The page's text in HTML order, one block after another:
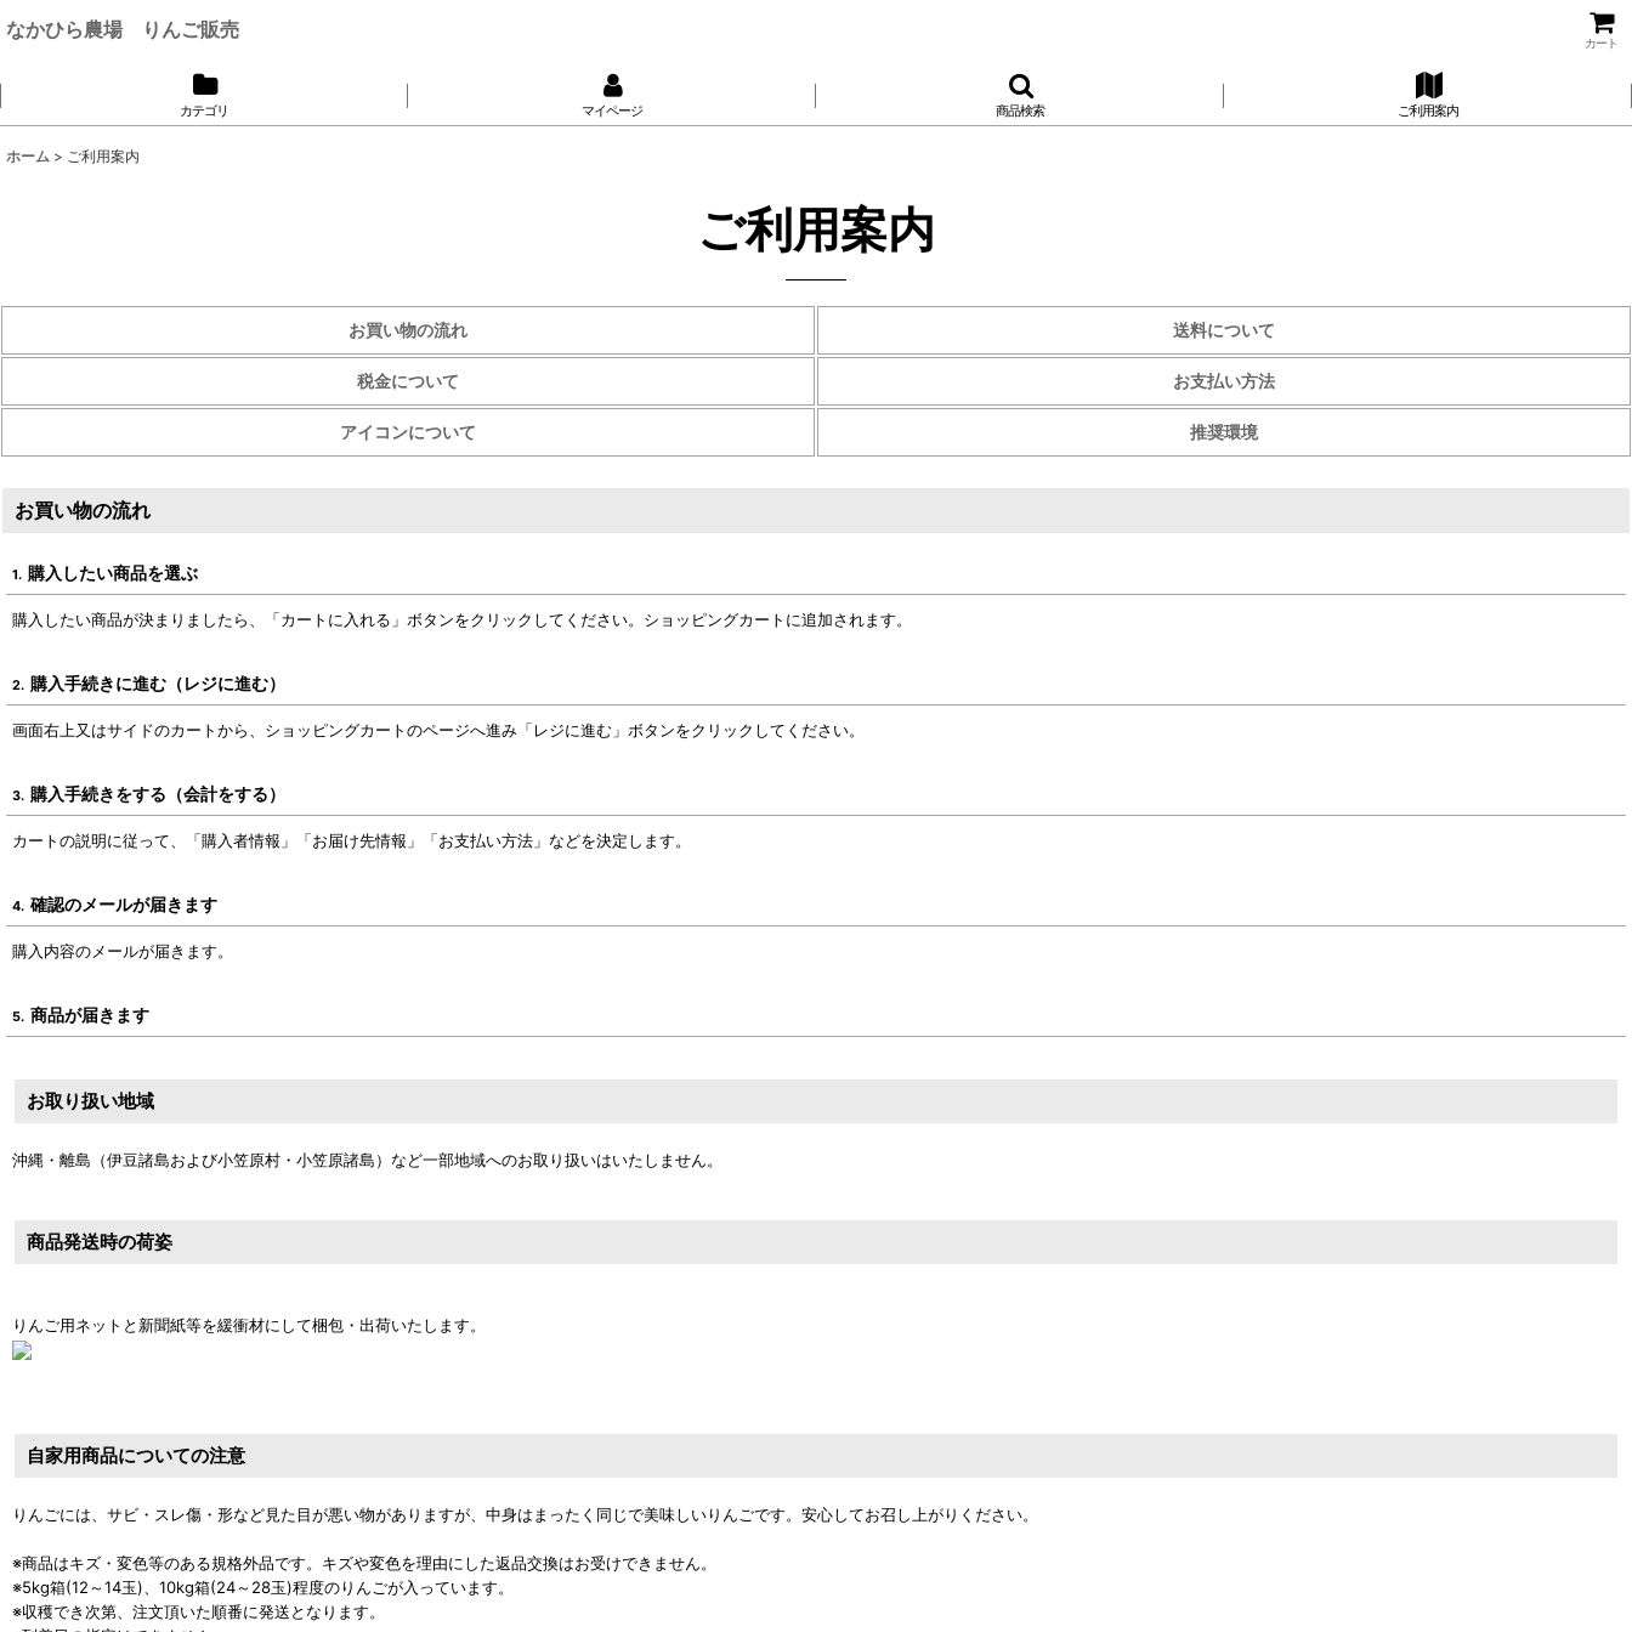
なかひら農場 りんご販売
カート
カテゴリ マイページ 商品検索 ご利用案内
ホーム > ご利用案内
ご利用案内
お買い物の流れ 送料について
税金について お支払い方法
アイコンについて 推奨環境
お買い物の流れ
1. 購入したい商品を選ぶ
購入したい商品が決まりましたら、「カートに入れる」ボタンをクリックしてください。ショッピングカートに追加されます。
2. 購入手続きに進む（レジに進む）
画面右上又はサイドのカートから、ショッピングカートのページへ進み「レジに進む」ボタンをクリックしてください。
3. 購入手続きをする（会計をする）
カートの説明に従って、「購入者情報」「お届け先情報」「お支払い方法」などを決定します。
4. 確認のメールが届きます
購入内容のメールが届きます。
5. 商品が届きます
お取り扱い地域
沖縄・離島（伊豆諸島および小笠原村・小笠原諸島）など一部地域へのお取り扱いはいたしません。
商品発送時の荷姿
りんご用ネットと新聞紙等を緩衝材にして梱包・出荷いたします。
自家用商品についての注意
りんごには、サビ・スレ傷・形など見た目が悪い物がありますが、中身はまったく同じで美味しいりんごです。安心してお召し上がりください。
※商品はキズ・変色等のある規格外品です。キズや変色を理由にした返品交換はお受けできません。
※5kg箱(12～14玉)、10kg箱(24～28玉)程度のりんごが入っています。
※収穫でき次第、注文頂いた順番に発送となります。